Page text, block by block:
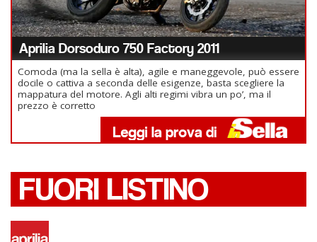
Aprilia Dorsoduro 750 Factory 2011
Comoda (ma la sella è alta), agile e maneggevole, può essere
docile o cattiva a seconda delle esigenze, basta scegliere la
mappatura del motore. Agli alti regimi vibra un po’, ma il
prezzo è corretto
FUORI LISTINO